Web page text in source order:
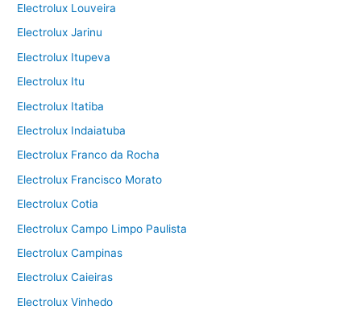
Electrolux Louveira
Electrolux Jarinu
Electrolux Itupeva
Electrolux Itu
Electrolux Itatiba
Electrolux Indaiatuba
Electrolux Franco da Rocha
Electrolux Francisco Morato
Electrolux Cotia
Electrolux Campo Limpo Paulista
Electrolux Campinas
Electrolux Caieiras
Electrolux Vinhedo